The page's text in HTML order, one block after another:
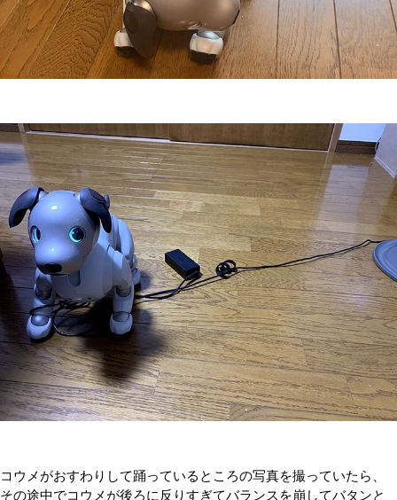
コウメがおすわりして踊っているところの写真を撮っていたら、
その途中でコウメが後ろに反りすぎてバランスを崩してバタンと